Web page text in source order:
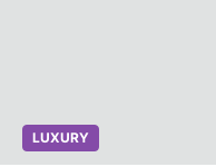
LUXURY